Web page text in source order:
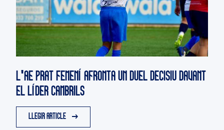
L'AE PRAT FEMENÍ AFRONTA UN DUEL DECISIU DAVANT
EL LÍDER CAMBRILS
LLEGIR ARTICLE